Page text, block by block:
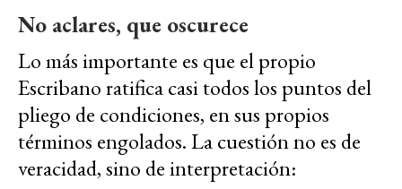
No aclares, que oscurece
Lo más importante es que el propio
Escribano ratifica casi todos los puntos del
pliego de condiciones, en sus propios
términos engolados. La cuestión no es de
veracidad, sino de interpretación: